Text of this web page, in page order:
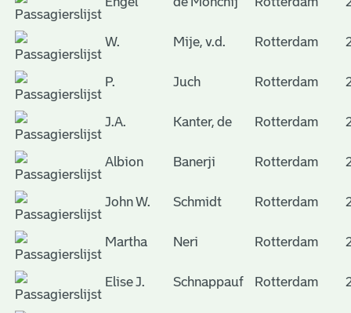
W. Mije, v.d. Rotterdam
P. Juch Rotterdam
J.A. Kanter, de Rotterdam
Albion Banerji Rotterdam
John W. Schmidt Rotterdam
Martha Neri Rotterdam
Elise J. Schnappauf Rotterdam